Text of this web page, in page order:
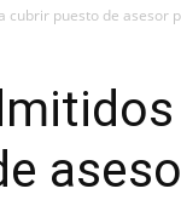
puesto de asesor